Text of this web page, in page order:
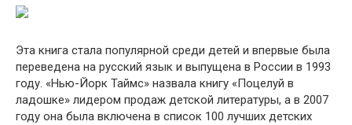
Эта книга стала популярной среди детей и впервые была
переведена на русский язык и выпущена в России в 1993
году. «Нью-Йорк Таймс» назвала книгу «Поцелуй в
ладошке» лидером продаж детской литературы, а в 2007
году она была включена в список 100 лучших детских